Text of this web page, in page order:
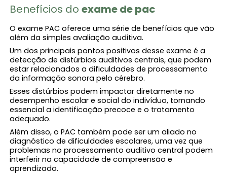
Benefícios doexame de pac
O exame PAC oferece uma série de benefícios que vão
além da simples avaliação auditiva.
Um dos principais pontos positivos desse exame é a
detecção de distúrbios auditivos centrais, que podem
estar relacionados a dificuldades de processamento
da informação sonora pelo cérebro.
Esses distúrbios podem impactar diretamente no
desempenho escolar e social do indivíduo, tornando
essencial a identificação precoce e o tratamento
adequado.
Além disso, o PAC também pode ser um aliado no
diagnóstico de dificuldades escolares, uma vez que
problemas no processamento auditivo central podem
interferir na capacidade de compreensão e
aprendizado.